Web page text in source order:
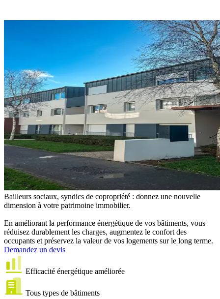
Bailleurs sociaux, syndics de copropriété : donnez une nouvelle
dimension à votre patrimoine immobilier.
En améliorant la performance énergétique de vos bâtiments, vous
réduisez durablement les charges, augmentez le confort des
occupants et préservez la valeur de vos logements sur le long terme.
Demandez un devis
Efficacité énergétique améliorée
Tous types de bâtiments